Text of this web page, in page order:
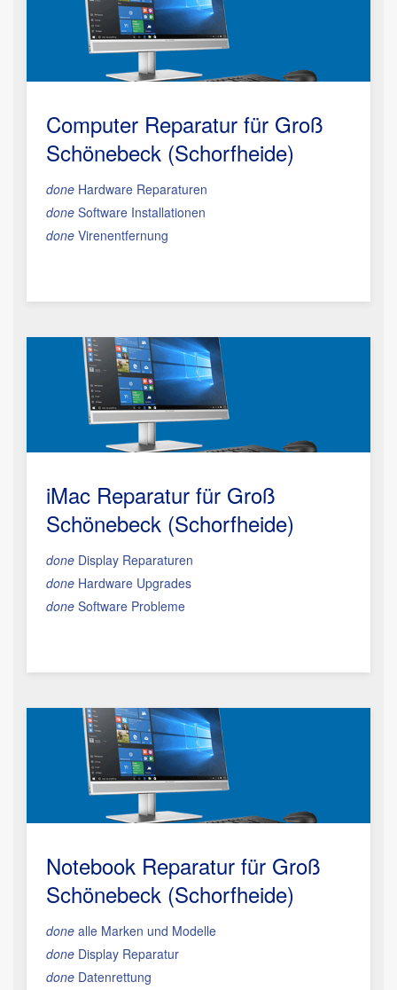
Computer Reparatur für Groß
Schönebeck (Schorfheide)
done Hardware Reparaturen
done Software Installationen
done Virenentfernung
iMac Reparatur für Groß
Schönebeck (Schorfheide)
done Display Reparaturen
done Hardware Upgrades
done Software Probleme
Notebook Reparatur für Groß
Schönebeck (Schorfheide)
done alle Marken und Modelle
done Display Reparatur
done Datenrettung